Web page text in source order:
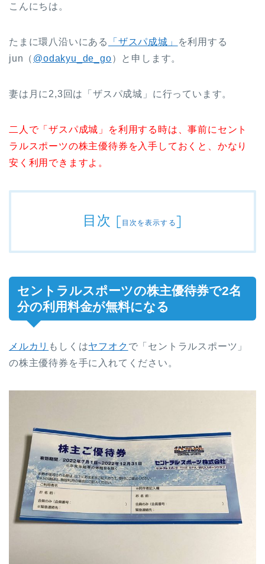
こんにちは。
たまに環八沿いにある 「ザスパ成城」
を利用する
jun（ @odakyu_de_go）と申します。
妻は月に2,3回は「ザスパ成城」に行っています。
二人で「ザスパ成城」を利用する時は、事前にセント
ラルスポーツの株主優待券を入手しておくと、かなり
安く利用できますよ。
目次 [目次を表示する]
セントラルスポーツの株主優待券で2名
分の利用料金が無料になる
メルカリ もしくはヤフオク で「セントラルスポーツ」
の株主優待券を手に入れてください。